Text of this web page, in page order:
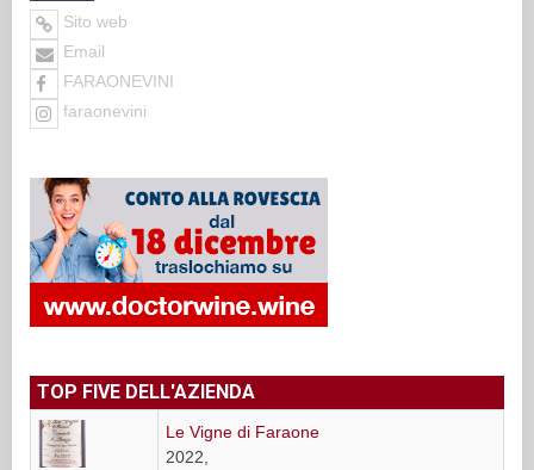
Sito web
Email
FARAONEVINI
faraonevini
TOP FIVE DELL'AZIENDA
Le Vigne di Faraone
2022,